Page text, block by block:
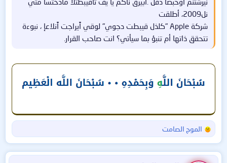
نل2009، أطلقت
شركة Apple "كلذل قيبطت دجوي" لوقي اًيراجت اًنلاعإ ، نبوءة
تتحقق ذاتها أم تنبؤ بما سيأتي؟ انت صاحب القرار.
ا
ل
ت
الموج الصامت